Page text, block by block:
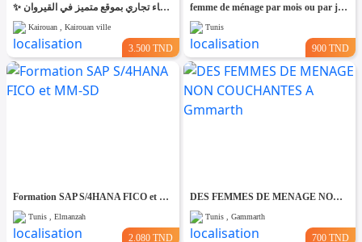
✨ للّكراء فضاء تجاري بموقع متميز في القيروان ✨
Kairouan , Kairouan ville
3.500 TND
femme de ménage par mois ou par jour
Tunis
900 TND
Formation SAP S/4HANA FICO et MM-SD
Tunis , Elmanzah
2.080 TND
DES FEMMES DE MENAGE NON COUCHANTES A Gmmarth
Tunis , Gammarth
700 TND